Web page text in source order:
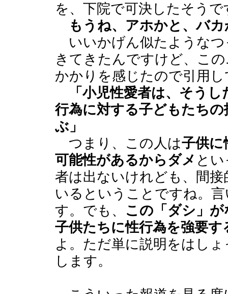
を、下院で可決したそうで
もうね、アホかと、バ
いいかげん似たようなつ
きてきたんですけど、こ
かかりを感じたので引用
「小児性愛者は、そう
行為に対する子どもたち
ぶ」
つまり、この人は子供に
可能性があるからダメ と
者は出ないけれども、間
いるということですね。
す。でも、
この「ダシ」
子供たちに性行為を強要
よ。ただ単に説明をはし
します。